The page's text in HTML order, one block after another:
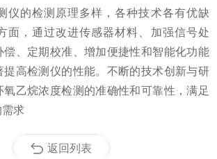
仪的检测原理多样，各种技术各有优缺
面，通过改进传感器材料、加强信号处
偿、定期校准、增加便捷性和智能化功能
提高检测仪的性能。不断的技术创新与研
氧乙烷浓度检测的准确性和可靠性，满足
需求
返回列表